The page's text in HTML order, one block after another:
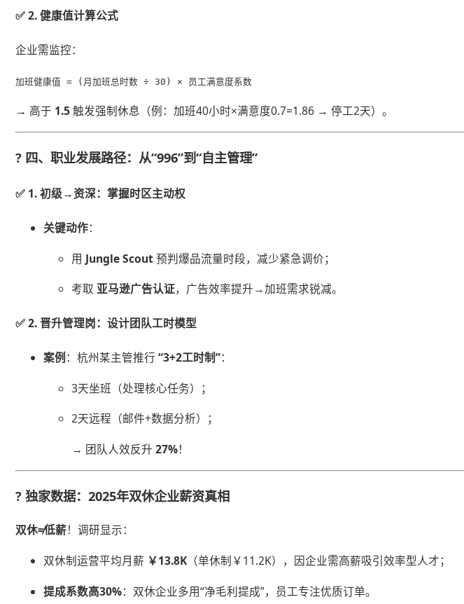
✅ ​​2. 健康值计算公式​
企业需监控：
加班健康值 = (月加班总时数 ÷ 30) × 员工满意度系数
→ 高于 ​ ​1.5​​ 触发强制休息（例：加班40小时×满意度0.7=1.86 → 停工2天）。
? 四、职业发展路径：从“996”到“自主管理”
✅ ​ ​1. 初级→资深：掌握时区主动权​
​关键动作​​：
用 ​ ​Jungle Scout​​ 预判爆品流量时段，减少紧急调价；
考取 ​​亚马逊广告认证​​，广告效率提升→加班需求锐减。
✅ ​​2. 晋升管理岗：设计团队工时模型​
​案例​ ​：杭州某主管推行 ​​“3+2工时制”​​：
3天坐班（处理核心任务）；
2天远程（邮件+数据分析）；
→ 团队人效反升 ​​27%​​！
? 独家数据：2025年双休企业薪资真相
​双休≠低薪​​！调研显示：
双休制运营平均月薪 ​ ​￥13.8K​​（单休制￥11.2K），因企业需高薪吸引效率型人才；
​提成系数高30%​​：双休企业多用“净毛利提成”，员工专注优质订单。